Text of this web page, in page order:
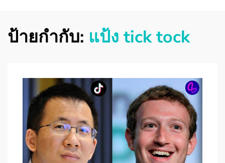
ป้ายกำกับ: แป้ง tick tock